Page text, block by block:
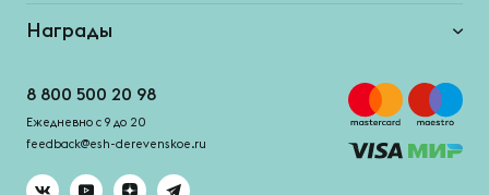
Награды
8 800 500 20 98
Ежедневно с 9 до 20
feedback@esh-derevenskoe.ru